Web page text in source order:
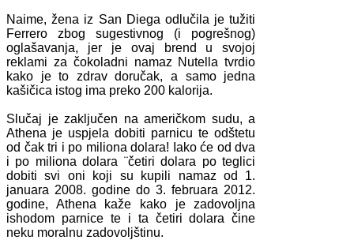
Naime, žena iz San Diega odlučila je tužiti
Ferrero zbog sugestivnog (i pogrešnog)
oglašavanja, jer je ovaj brend u svojoj
reklami za čokoladni namaz Nutella tvrdio
kako je to zdrav doručak, a samo jedna
kašičica istog ima preko 200 kalorija.
Slučaj je zaključen na američkom sudu, a
Athena je uspjela dobiti parnicu te odštetu
od čak tri i po miliona dolara! Iako će od dva
i po miliona dolara ¨četiri dolara po teglici
dobiti svi oni koji su kupili namaz od 1.
januara 2008. godine do 3. februara 2012.
godine, Athena kaže kako je zadovoljna
ishodom parnice te i ta četiri dolara čine
neku moralnu zadovoljštinu.